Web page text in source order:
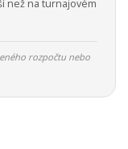
než na turnajovém
rozpočtu nebo